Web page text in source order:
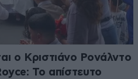
ο Κριστιάνο Ρονάλντο
Το απίστευτο